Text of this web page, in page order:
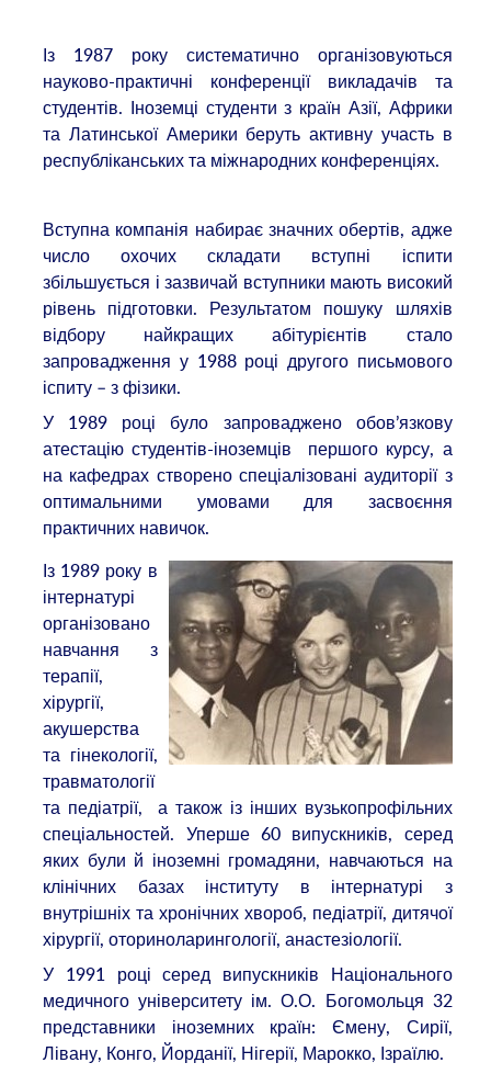
Із 1987 року систематично організовуються
науково-практичні конференції викладачів та
студентів. Іноземці студенти з країн Азії, Африки
та Латинської Америки беруть активну участь в
республіканських та міжнародних конференціях.
Вступна компанія набирає значних обертів, адже
число охочих складати вступні іспити
збільшується і зазвичай вступники мають високий
рівень підготовки. Результатом пошуку шляхів
відбору найкращих абітурієнтів стало
запровадження у 1988 році другого письмового
іспиту – з фізики.
У 1989 році було запроваджено обов’язкову
атестацію студентів-іноземців першого курсу, а
на кафедрах створено спеціалізовані аудиторії з
оптимальними умовами для засвоєння
практичних навичок.
Із 1989 року в
інтернатурі
організовано
навчання з
терапії,
хірургії,
акушерства
та гінекології,
травматології
та педіатрії, а також із інших вузькопрофільних
спеціальностей. Уперше 60 випускників, серед
яких були й іноземні громадяни, навчаються на
клінічних базах інституту в інтернатурі з
внутрішніх та хронічних хвороб, педіатрії, дитячої
хірургії, оториноларингології, анастезіології.
У 1991 році серед випускників Національного
медичного університету ім. О.О. Богомольця 32
представники іноземних країн: Ємену, Сирії,
Лівану, Конго, Йорданії, Нігерії, Марокко, Ізраїлю.